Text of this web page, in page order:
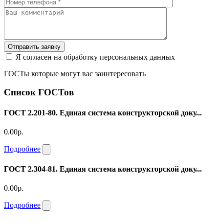
Отправить заявку
Я согласен на обработку персональных данных
ГОСТы которые могут вас заинтересовать
Список ГОСТов
ГОСТ 2.201-80. Единая система конструкторской доку...
0.00р.
Подробнее
ГОСТ 2.304-81. Единая система конструкторской доку...
0.00р.
Подробнее